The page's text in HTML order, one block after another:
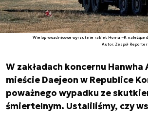
Wieloprowadnicowe wyrzutnie rakiet Homar-K należące
Autor. Zespół
W zakładach koncernu Hanwha
mieście Daejeon w Republice
poważnego wypadku ze
śmiertelnym. Ustaliliśmy, czy